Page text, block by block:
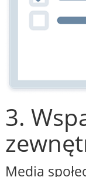
3.
Media